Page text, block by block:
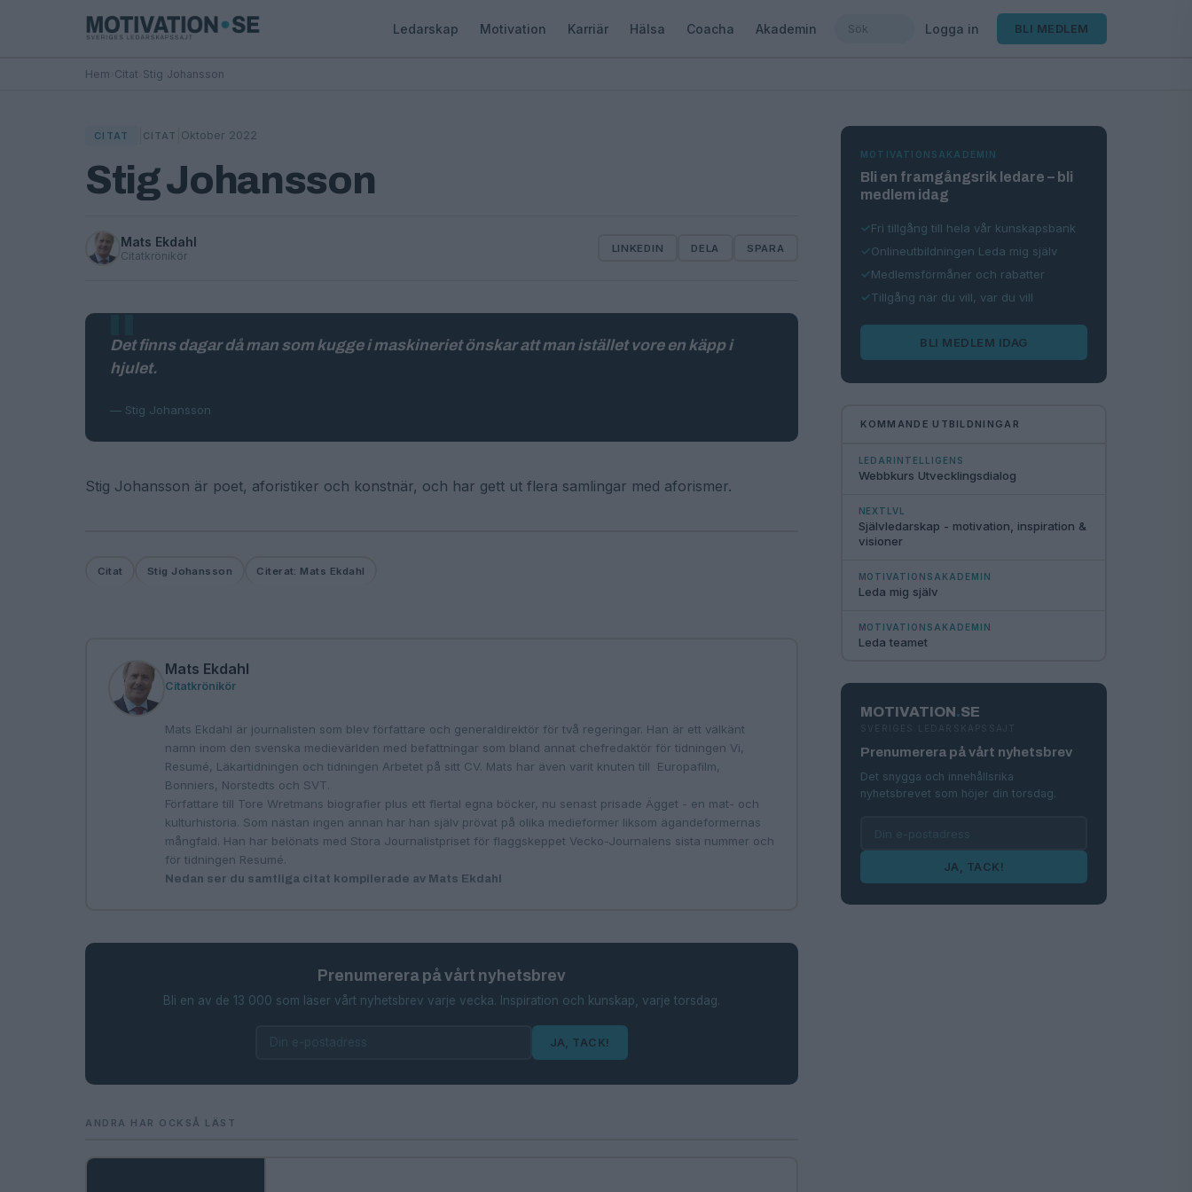
Ledarskap Motivation Karriär Hälsa Coacha Akademin Logga in BLI MEDLEM
Hem Citat Stig Johansson
CITAT CITAT Oktober 2022
Stig Johansson
Mats Ekdahl
Citatkrönikör
LINKEDIN DELA SPARA
Det finns dagar då man som kugge i maskineriet önskar att man istället vore en käpp i
hjulet.
— Stig Johansson
Stig Johansson är poet, aforistiker och konstnär, och har gett ut flera samlingar med aforismer.
Citat Stig Johansson Citerat: Mats Ekdahl
Mats Ekdahl
Citatkrönikör
Mats Ekdahl är journalisten som blev författare och generaldirektör för två regeringar. Han är ett välkänt
namn inom den svenska medievärlden med befattningar som bland annat chefredaktör för tidningen Vi,
Resumé, Läkartidningen och tidningen Arbetet på sitt CV. Mats har även varit knuten till Europafilm,
Bonniers, Norstedts och SVT.
Författare till Tore Wretmans biografier plus ett flertal egna böcker, nu senast prisade Ägget - en mat- och
kulturhistoria. Som nästan ingen annan har han själv prövat på olika medieformer liksom ägandeformernas
mångfald. Han har belönats med Stora Journalistpriset för flaggskeppet Vecko-Journalens sista nummer och
för tidningen Resumé.
Nedan ser du samtliga citat kompilerade av Mats Ekdahl
Prenumerera på vårt nyhetsbrev
Bli en av de 13 000 som läser vårt nyhetsbrev varje vecka. Inspiration och kunskap, varje torsdag.
JA, TACK!
ANDRA HAR OCKSÅ LÄST
MOTIVATIONSAKADEMIN
Bli en framgångsrik ledare – bli
medlem idag
Fri tillgång till hela vår kunskapsbank
Onlineutbildningen Leda mig själv
Medlemsförmåner och rabatter
Tillgång när du vill, var du vill
BLI MEDLEM IDAG
KOMMANDE UTBILDNINGAR
LEDARINTELLIGENS
Webbkurs Utvecklingsdialog
NEXTLVL
Självledarskap - motivation, inspiration &
visioner
MOTIVATIONSAKADEMIN
Leda mig själv
MOTIVATIONSAKADEMIN
Leda teamet
MOTIVATION.SE
SVERIGES LEDARSKAPSSAJT
Prenumerera på vårt nyhetsbrev
Det snygga och innehållsrika
nyhetsbrevet som höjer din torsdag.
JA, TACK!